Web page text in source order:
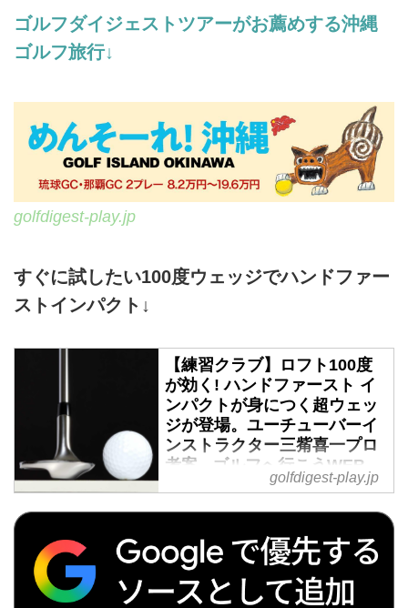
ゴルフダイジェストツアーがお薦めする沖縄
ゴルフ旅行↓
golfdigest-play.jp
すぐに試したい100度ウェッジでハンドファー
ストインパクト↓
【練習クラブ】ロフト100度
が効く! ハンドファースト イ
ンパクトが身につく超ウェッ
ジが登場。ユーチューバーイ
ンストラクター三觜喜一プロ
考案 - ゴルフへ行こうWEB
by ゴルフダイジェスト
奇想天外な「ロフト100度」の練
習用クラブが登場した。ハンドフ
ァーストのインパクトを身につけ
るために作られたこのクラブ。プ
ロが飛ぶのは体力差だけではな
golfdigest-play.jp